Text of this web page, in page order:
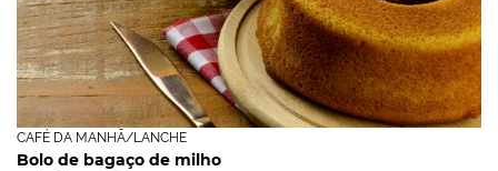
CAFÉ DA MANHÃ/LANCHE
Bolo de bagaço de milho